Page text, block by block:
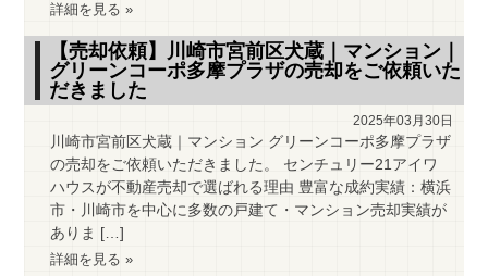
詳細を見る »
【売却依頼】川崎市宮前区犬蔵｜マンション｜
グリーンコーポ多摩プラザの売却をご依頼いた
だきました
2025年03月30日
川崎市宮前区犬蔵｜マンション グリーンコーポ多摩プラザ
の売却をご依頼いただきました。 センチュリー21アイワ
ハウスが不動産売却で選ばれる理由 豊富な成約実績：横浜
市・川崎市を中心に多数の戸建て・マンション売却実績が
ありま […]
詳細を見る »